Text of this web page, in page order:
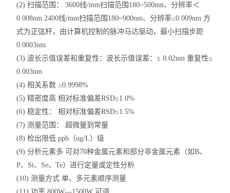
(2) 扫描范围： 3600线/mm扫描范围180~500nm、分辨率＜
0.008nm 2400线/mm扫描范围180~900nm、分辨率≤0.009nm 方
式为正弦杆，由计算机控制的脉冲马达驱动，最小扫描步距
0.0003nm
(3) 波长示值误差和重复性：波长示值误差：± 0.02nm 重复性≤
0.003nm
(4) 相关系数 ≥0.9998%
(5) 精密度高 相对标准偏差RSD≤1.0%
(6) 稳定性： 相对标准偏差RSD≤1.5%
(7) 测量范围： 超微量到常量
(8) 检出限低 ppb（ug/L）级
(9) 分析元素多 可对70种金属元素和部分非金属元素（如B、
P、Si、Se、Te）进行定量或定性分析
(10) 测量方式 单、多元素顺序测量